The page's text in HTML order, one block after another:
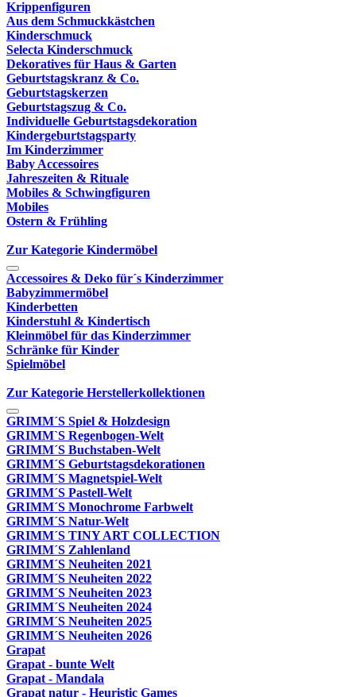
Krippenfiguren
Aus dem Schmuckkästchen
Kinderschmuck
Selecta Kinderschmuck
Dekoratives für Haus & Garten
Geburtstagskranz & Co.
Geburtstagskerzen
Geburtstagszug & Co.
Individuelle Geburtstagsdekoration
Kindergeburtstagsparty
Im Kinderzimmer
Baby Accessoires
Jahreszeiten & Rituale
Mobiles & Schwingfiguren
Mobiles
Ostern & Frühling
Zur Kategorie Kindermöbel
Accessoires & Deko für´s Kinderzimmer
Babyzimmermöbel
Kinderbetten
Kinderstuhl & Kindertisch
Kleinmöbel für das Kinderzimmer
Schränke für Kinder
Spielmöbel
Zur Kategorie Herstellerkollektionen
GRIMM´S Spiel & Holzdesign
GRIMM`S Regenbogen-Welt
GRIMM´S Buchstaben-Welt
GRIMM´S Geburtstagsdekorationen
GRIMM´S Magnetspiel-Welt
GRIMM´S Pastell-Welt
GRIMM´S Monochrome Farbwelt
GRIMM´S Natur-Welt
GRIMM´S TINY ART COLLECTION
GRIMM´S Zahlenland
GRIMM´S Neuheiten 2021
GRIMM´S Neuheiten 2022
GRIMM´S Neuheiten 2023
GRIMM´S Neuheiten 2024
GRIMM´S Neuheiten 2025
GRIMM´S Neuheiten 2026
Grapat
Grapat - bunte Welt
Grapat - Mandala
Grapat natur - Heuristic Games